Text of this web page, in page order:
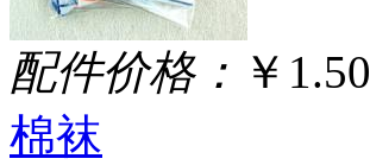
配件价格： ￥1.50
棉袜